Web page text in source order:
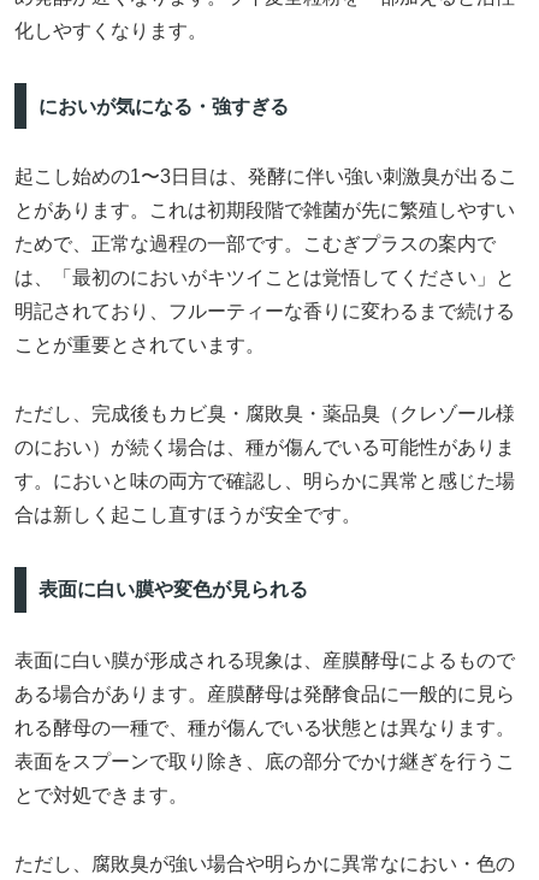
化しやすくなります。
においが気になる・強すぎる
起こし始めの1〜3日目は、発酵に伴い強い刺激臭が出るこ
とがあります。これは初期段階で雑菌が先に繁殖しやすい
ためで、正常な過程の一部です。こむぎプラスの案内で
は、「最初のにおいがキツイことは覚悟してください」と
明記されており、フルーティーな香りに変わるまで続ける
ことが重要とされています。
ただし、完成後もカビ臭・腐敗臭・薬品臭（クレゾール様
のにおい）が続く場合は、種が傷んでいる可能性がありま
す。においと味の両方で確認し、明らかに異常と感じた場
合は新しく起こし直すほうが安全です。
表面に白い膜や変色が見られる
表面に白い膜が形成される現象は、産膜酵母によるもので
ある場合があります。産膜酵母は発酵食品に一般的に見ら
れる酵母の一種で、種が傷んでいる状態とは異なります。
表面をスプーンで取り除き、底の部分でかけ継ぎを行うこ
とで対処できます。
ただし、腐敗臭が強い場合や明らかに異常なにおい・色の